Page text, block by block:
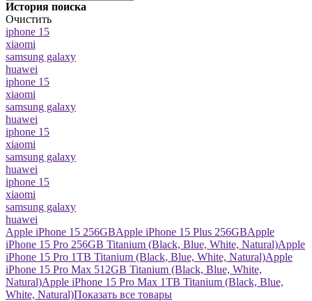
История поиска
Очистить
iphone 15
xiaomi
samsung galaxy
huawei
iphone 15
xiaomi
samsung galaxy
huawei
iphone 15
xiaomi
samsung galaxy
huawei
iphone 15
xiaomi
samsung galaxy
huawei
Apple iPhone 15 256GBApple iPhone 15 Plus 256GBApple
iPhone 15 Pro 256GB Titanium (Black, Blue, White, Natural)Apple
iPhone 15 Pro 1TB Titanium (Black, Blue, White, Natural)Apple
iPhone 15 Pro Max 512GB Titanium (Black, Blue, White,
Natural)Apple iPhone 15 Pro Max 1TB Titanium (Black, Blue,
White, Natural)Показать все товары